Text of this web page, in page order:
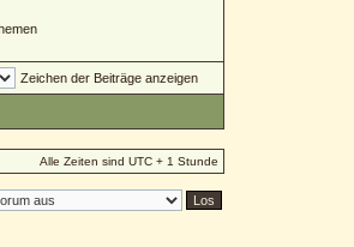
Zeichen der Beiträge anzeigen
Alle Zeiten sind UTC + 1 Stunde